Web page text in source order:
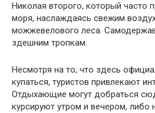
Николая второго, который часто
моря, наслаждаясь свежим
можжевелового леса.
здешним тропкам.
Несмотря на то, что здесь
купаться, туристов привлекают
Отдыхающие могут добраться
курсируют утром и вечером, либо